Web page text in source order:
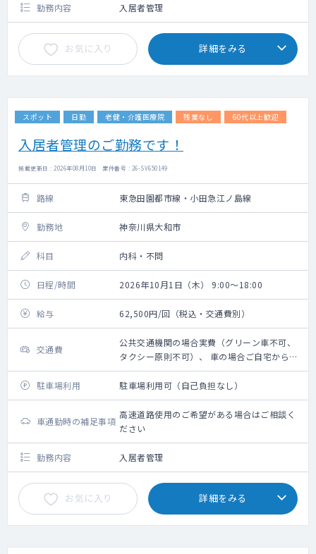
勤務内容 入居者管理
お気に入り 詳細をみる
スポット 日勤 老健・介護医療院 残業なし 60代以上歓迎
入居者管理のご勤務です！
掲載更新日 : 2026年08月10日 案件番号 : 26-SV650149
路線 東急田園都市線・小田急江ノ島線
勤務地 神奈川県大和市
科目 内科・不問
日程/時間 2026年10月1日（木） 9:00～18:00
給与 62,500円/回（税込・交通費別）
交通費
公共交通機関の場合実費（グリーン車不可、
タクシー原則不可）、 車の場合ご自宅からの
距離に応じ 規定に則り支給
駐車場利用
駐車場利用可（自己負担なし）
車通勤時の補足事項
高速道路使用のご希望がある場合はご相談く
ださい
勤務内容 入居者管理
お気に入り 詳細をみる